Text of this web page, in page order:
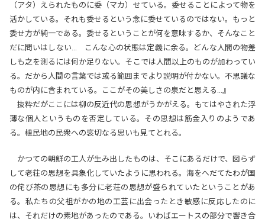
（アタ）えられたものに委（マカ）せている。委せることによって物を
活かしている。それも委せるという念に委せているのではない。もっと
委せ方が純一である。委せるということが何を意味するか、そんなこと
だに問いはしない… こんな心の状態は定義に余る。どんな人間の物差
しも之を測るには何か足りない。そこでは人間以上のものが加わってい
る。だから人間の言葉では或る範囲までより説明が付かない。不思議な
ものが内に含まれている。ここがその美しさの泉だと思える…』
抜粋だがここには柳の反近代の思想がうかがえる。もてはやされた浮
薄な個人というものを否定している。その思想は筋金入りのようであ
る。植民地の民衆への哀切なる思いも見てとれる。
かつての朝鮮の工人が生み出したものは、そこにあるだけで、図らず
して老荘の思想を具象化していたように思われる。海をへだてたわが国
の侘び茶の思想にも多分に老荘の思想が盛られていたということがあ
る。私たちの父祖がかの地の工芸に出会ったとき敏感に反応したのに
は、それだけの素地があったのである。いわばエートスの部分で響き合